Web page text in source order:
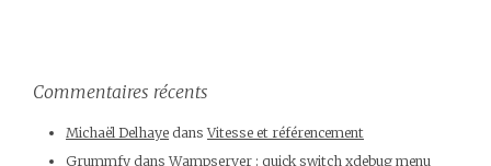
Commentaires récents
Michaël Delhaye dansVitesse et référencement
Grummfy dansWampserver : quick switch xdebug menu